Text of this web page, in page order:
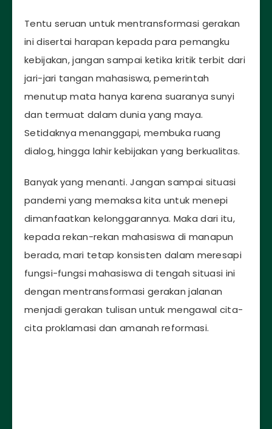
Tentu seruan untuk mentransformasi gerakan
ini disertai harapan kepada para pemangku
kebijakan, jangan sampai ketika kritik terbit dari
jari-jari tangan mahasiswa, pemerintah
menutup mata hanya karena suaranya sunyi
dan termuat dalam dunia yang maya.
Setidaknya menanggapi, membuka ruang
dialog, hingga lahir kebijakan yang berkualitas.
Banyak yang menanti. Jangan sampai situasi
pandemi yang memaksa kita untuk menepi
dimanfaatkan kelonggarannya. Maka dari itu,
kepada rekan-rekan mahasiswa di manapun
berada, mari tetap konsisten dalam meresapi
fungsi-fungsi mahasiswa di tengah situasi ini
dengan mentransformasi gerakan jalanan
menjadi gerakan tulisan untuk mengawal cita-
cita proklamasi dan amanah reformasi.